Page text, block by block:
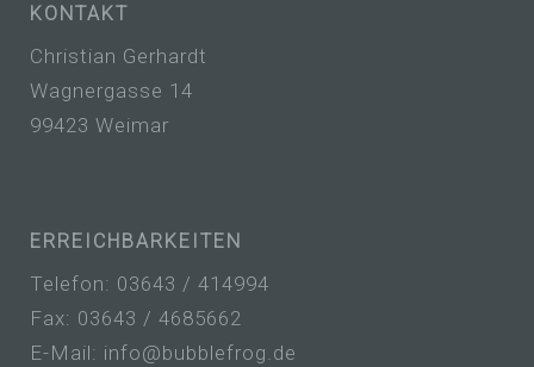
KONTAKT
Christian Gerhardt
Wagnergasse 14
99423 Weimar
ERREICHBARKEITEN
Telefon: 03643 / 414994
Fax: 03643 / 4685662
E-Mail: info@bubblefrog.de
Datenschutzerklärung unter anderem die
folgenden Begriffe:
Informationen, die sich auf eine identifizierte
Folgenden „betroffene Person") beziehen.
Person angesehen, die direkt oder indirekt,
insbesondere mittels Zuordnung zu einer